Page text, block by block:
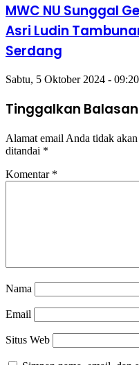
MWC NU Sunggal
Asri Ludin
Serdang
Sabtu, 5 Oktober 2024 -
Tinggalkan Balasan
Alamat email Anda tidak
ditandai *
Komentar *
Nama
Email
Situs Web